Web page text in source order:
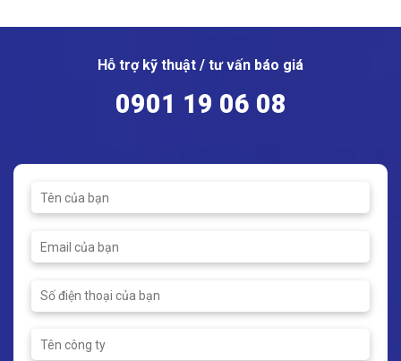
°C through fast connection
a diameter of 80 mm, on
the maximum working
pressure up to 10 bar
MWN50-GH – for
of water volume with
a temperature up to 30 °C
(JSH-16) and up...
compound water meter
water meter of MWN
propeller type, dry, with a
horizontal impeller axie and
wet or WM...
Hỗ trợ kỹ thuật / tư vấn báo giá
0901 19 06 08